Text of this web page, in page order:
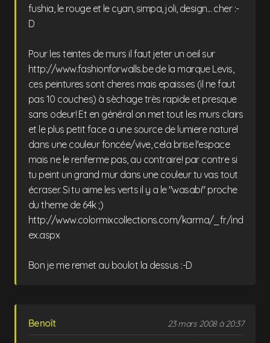
fushia, le rouge et le cyan, simpa, joli, design... cher :-
D
Pour les teintes de murs il faut jeter un oeil sur
http://www.fashionforwalls.be de la marque Levis,
ces peintures sont cheres mais epaisses (il ne faut
pas 10 couches) à sèchage très rapide et presque
sans odeur! Et en général on met tout les murs clairs
et le plus petit face a une source de lumiere naturel
dans une couleur foncée/vive, cela brise l'espace
mais ne le renferme pas, au contraire! par contre si
tu peint un grand mur dans une couleur tu vas tout
écraser. Si tu aime les verts il y a le "wasabi" proche
du theme de 64k ;)
http://www.colormixcollections.com/karma/_fr/ind
ex.aspx
Bon je me remet au boulot la dessus :-D
Benoît 23 mars 2008 à 20:37